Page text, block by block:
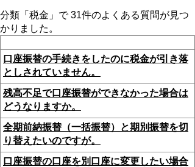
分類「 税金 」で31件のよくある質問が見つ
かりました。
口座振替の手続きをしたのに税金が引き落
としされていません。
残高不足で口座振替ができなかった場合は
どうなりますか。
全期前納振替（一括振替）と期別振替を切
り替えたいのですが。
口座振替の口座を別口座に変更したい場合